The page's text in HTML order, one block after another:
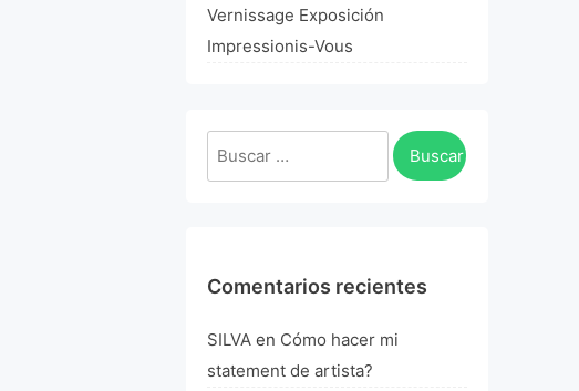
Vernissage Exposición
Impressionis-Vous
Buscar:
Comentarios recientes
SILVA en Cómo hacer mi
statement de artista?